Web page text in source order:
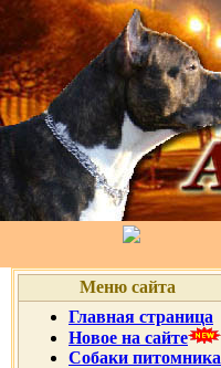
Меню сайта
Главная страница
Новое на сайте
Собаки питомника